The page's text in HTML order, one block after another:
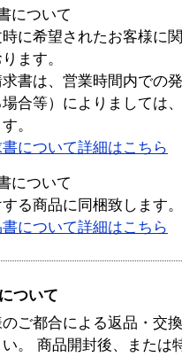
について
時に希望されたお客様に
ます。
書は、営業時間内での
合等）によりましては
。
について詳細はこちら
について
る商品に同梱致します。
について詳細はこちら
ついて
ご都合による返品・交
い。 商品開封後、または